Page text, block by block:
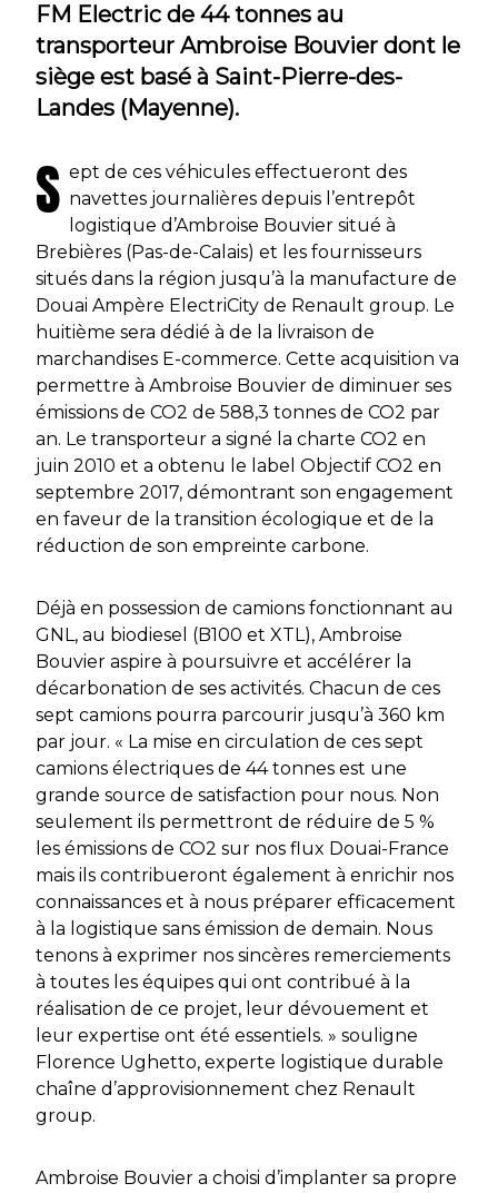
FM Electric de 44 tonnes au
transporteur Ambroise Bouvier dont le
siège est basé à Saint-Pierre-des-
Landes (Mayenne).
S ept de ces véhicules effectueront des
navettes journalières depuis l’entrepôt
logistique d’Ambroise Bouvier situé à
Brebières (Pas-de-Calais) et les fournisseurs
situés dans la région jusqu’à la manufacture de
Douai Ampère ElectriCity de Renault group. Le
huitième sera dédié à de la livraison de
marchandises E-commerce. Cette acquisition va
permettre à Ambroise Bouvier de diminuer ses
émissions de CO2 de 588,3 tonnes de CO2 par
an. Le transporteur a signé la charte CO2 en
juin 2010 et a obtenu le label Objectif CO2 en
septembre 2017, démontrant son engagement
en faveur de la transition écologique et de la
réduction de son empreinte carbone.
Déjà en possession de camions fonctionnant au
GNL, au biodiesel (B100 et XTL), Ambroise
Bouvier aspire à poursuivre et accélérer la
décarbonation de ses activités. Chacun de ces
sept camions pourra parcourir jusqu’à 360 km
par jour. « La mise en circulation de ces sept
camions électriques de 44 tonnes est une
grande source de satisfaction pour nous. Non
seulement ils permettront de réduire de 5 %
les émissions de CO2 sur nos flux Douai-France
mais ils contribueront également à enrichir nos
connaissances et à nous préparer efficacement
à la logistique sans émission de demain. Nous
tenons à exprimer nos sincères remerciements
à toutes les équipes qui ont contribué à la
réalisation de ce projet, leur dévouement et
leur expertise ont été essentiels. » souligne
Florence Ughetto, experte logistique durable
chaîne d’approvisionnement chez Renault
group.
Ambroise Bouvier a choisi d’implanter sa propre